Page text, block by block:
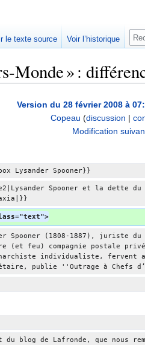
Monde » :
Version du 28 février 2008 à
Copeau (discussion |
Modification
Lysander Spooner}}
Spooner et la dette du
Spooner (1808-1887), juriste
(et feu) compagnie postale
individualiste, fervent
publie ''Outrage à Chefs
du blog de Lafronde, que nous
le texte source Voir l’historique